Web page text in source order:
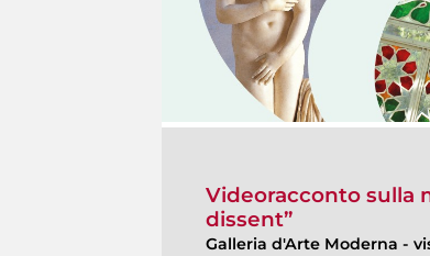
Videoracconto sulla
dissent”
Galleria d'Arte Moderna -